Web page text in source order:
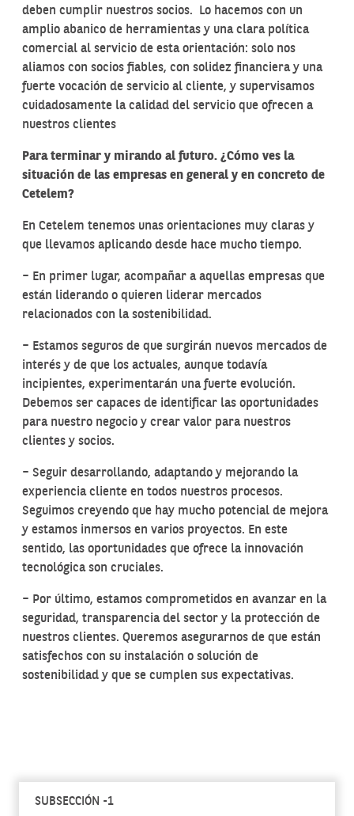
deben cumplir nuestros socios. Lo hacemos con un
amplio abanico de herramientas y una clara política
comercial al servicio de esta orientación: solo nos
aliamos con socios fiables, con solidez financiera y una
fuerte vocación de servicio al cliente, y supervisamos
cuidadosamente la calidad del servicio que ofrecen a
nuestros clientes
Para terminar y mirando al futuro. ¿Cómo ves la
situación de las empresas en general y en concreto de
Cetelem?
En Cetelem tenemos unas orientaciones muy claras y
que llevamos aplicando desde hace mucho tiempo.
– En primer lugar, acompañar a aquellas empresas que
están liderando o quieren liderar mercados
relacionados con la sostenibilidad.
– Estamos seguros de que surgirán nuevos mercados de
interés y de que los actuales, aunque todavía
incipientes, experimentarán una fuerte evolución.
Debemos ser capaces de identificar las oportunidades
para nuestro negocio y crear valor para nuestros
clientes y socios.
– Seguir desarrollando, adaptando y mejorando la
experiencia cliente en todos nuestros procesos.
Seguimos creyendo que hay mucho potencial de mejora
y estamos inmersos en varios proyectos. En este
sentido, las oportunidades que ofrece la innovación
tecnológica son cruciales.
– Por último, estamos comprometidos en avanzar en la
seguridad, transparencia del sector y la protección de
nuestros clientes. Queremos asegurarnos de que están
satisfechos con su instalación o solución de
sostenibilidad y que se cumplen sus expectativas.
SUBSECCIÓN -1